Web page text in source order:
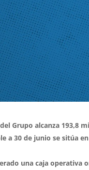
Grupo alcanza 193,8
a 30 de junio se sitúa
una caja operativa